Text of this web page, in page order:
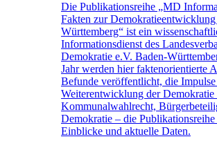
Die Publikationsreihe „MD
Fakten zur
Württemberg“ ist ein
Informationsdienst des
Demokratie e.V. Baden-
Jahr werden hier faktenorientierte
Befunde veröffentlicht, die
Weiterentwicklung der
Kommunalwahlrecht,
Demokratie – die
Einblicke und aktuelle Daten.